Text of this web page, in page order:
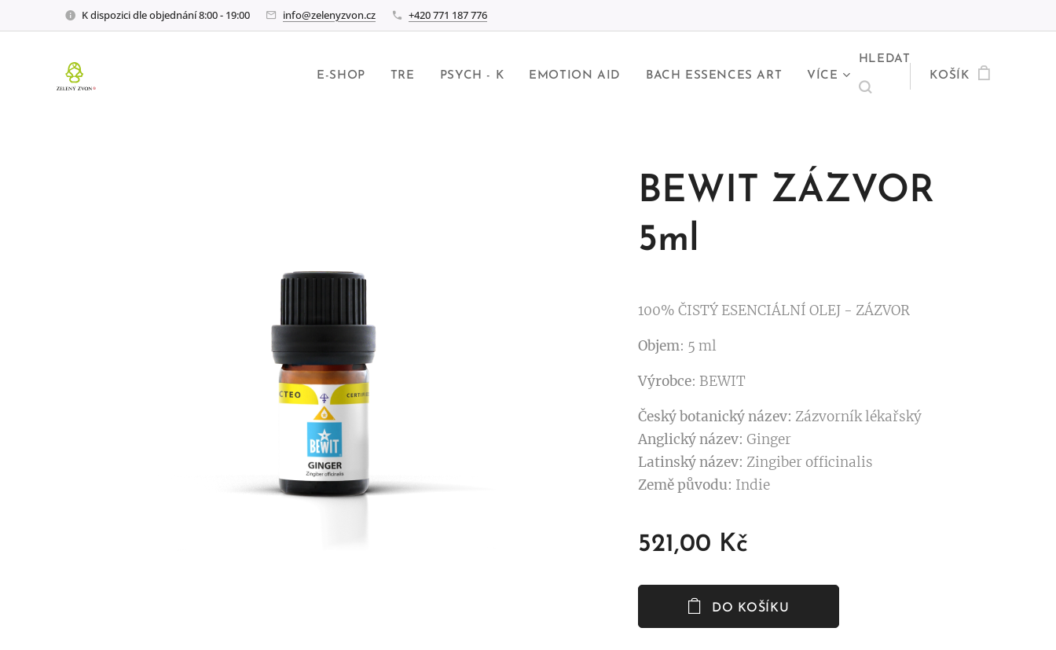
K dispozici dle objednání 8:00 - 19:00 info@zelenyzvon.cz +420 771 187 776
E-SHOP TRE PSYCH - K EMOTION AID BACH ESSENCES ART VÍCE
HLEDAT
KOŠÍK
BEWIT ZÁZVOR
5ml
100% ČISTÝ ESENCIÁLNÍ OLEJ - ZÁZVOR
Objem: 5 ml
Výrobce: BEWIT
Český botanický název: Zázvorník lékařský
Anglický název: Ginger
Latinský název: Zingiber officinalis
Země původu: Indie
521,00 Kč
DO KOŠÍKU